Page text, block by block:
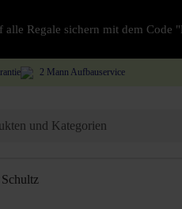
Regale sichern mit dem Code
2 Mann Aufbauservice